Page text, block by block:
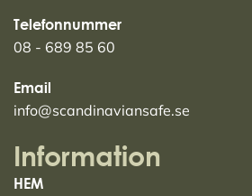
Telefonnummer
08 - 689 85 60
Email
info@scandinaviansafe.se
Information
HEM